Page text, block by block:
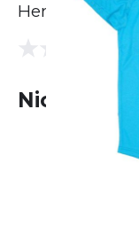
Herren
Nicht